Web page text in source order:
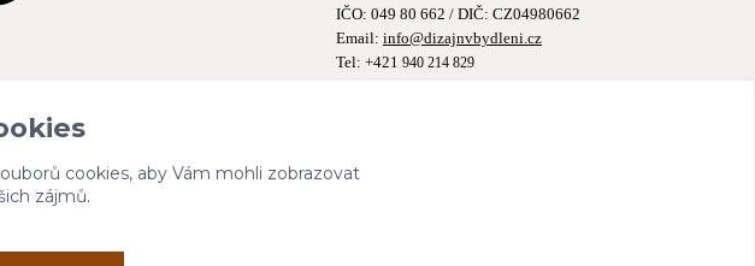
IČO: 049 80 662 / DIČ: CZ04980662
Email: info@dizajnvbydleni.cz
Tel: +421 940 214 829
cookies, aby Vám mohli zobrazovat
zájmů.